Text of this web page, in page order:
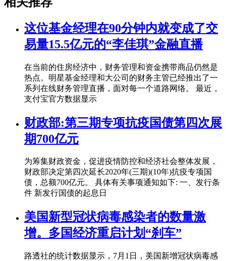
这位基金经理在90分钟内就变成了交
易量15.5亿元的“李佳琪”金融直播
在当前的住房经济中，财务管理和资金携带商品仍然是
热点。明星基金经理和大公司的财务主管已经推出了一
系列在线财务管理直播，面对每一个道路网络。 最近，
支付宝官方数据显示
财政部:第三期专项抗疫国债第四次展
期700亿元
为筹集财政资金，促进疫情防控和经济社会整体发展，
财政部决定第四次延长2020年(三期)(10年)抗疫专项国
债，总额700亿元。 具体有关事项通知如下: 一、发行条
件 新发行国债的起息日
美国新型冠状病毒感染者的数量激
增。多国经济重启计划“刹车”
路透社的统计数据显示，7月1日，美国新增冠状病毒感